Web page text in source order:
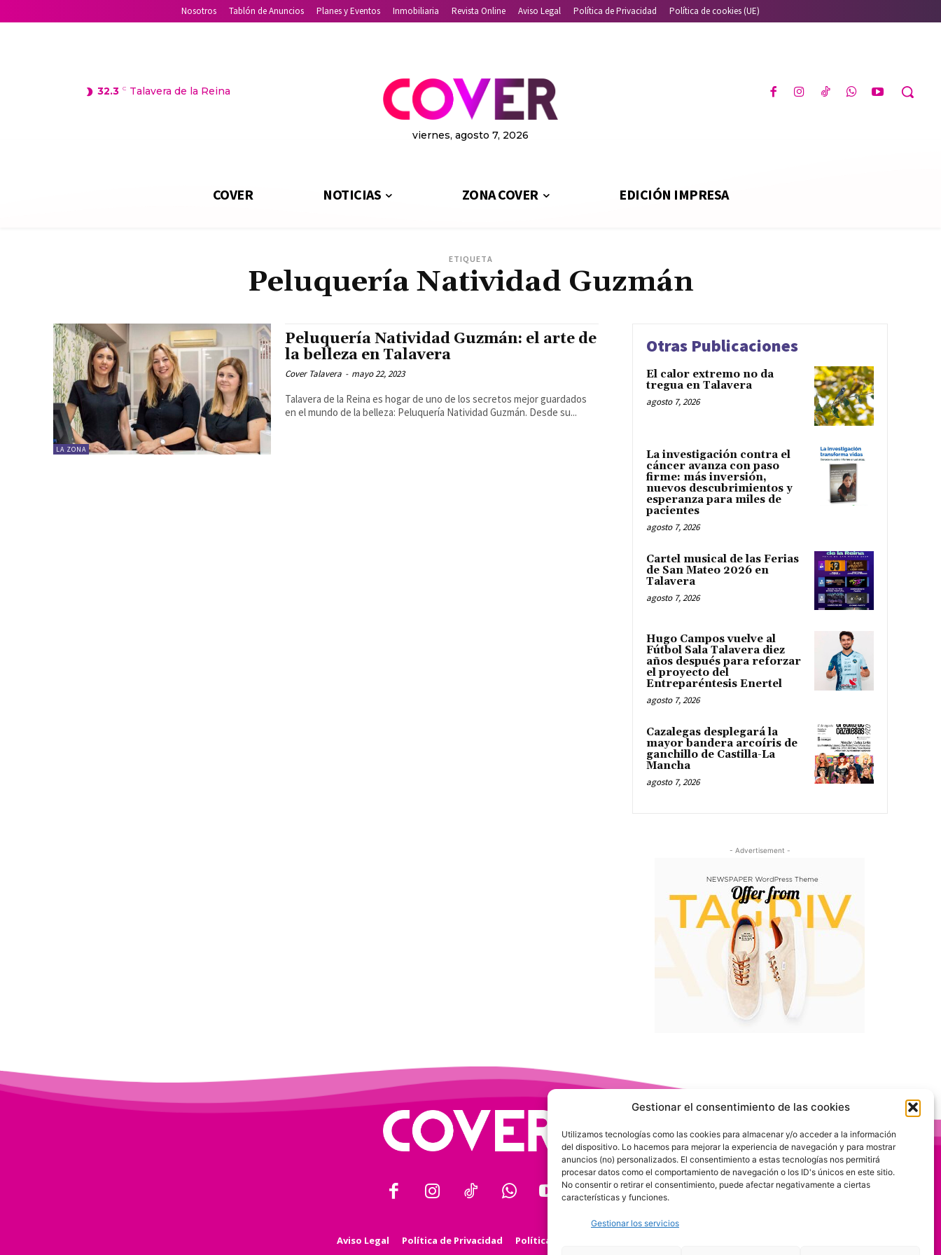
Gestionar el consentimiento de las cookies
Utilizamos tecnologías como las cookies para almacenar y/o acceder a la información
del dispositivo. Lo hacemos para mejorar la experiencia de navegación y para mostrar
anuncios (no) personalizados. El consentimiento a estas tecnologías nos permitirá
procesar datos como el comportamiento de navegación o los ID's únicos en este sitio.
No consentir o retirar el consentimiento, puede afectar negativamente a ciertas
características y funciones.
Gestionar los servicios
Nosotros Tablón de Anuncios Planes y Eventos Inmobiliaria Revista Online Aviso Legal Política de Privacidad Política de cookies (UE)
32.3 C Talavera de la Reina
viernes, agosto 7, 2026
COVER NOTICIAS ZONA COVER EDICIÓN IMPRESA
ETIQUETA
Peluquería Natividad Guzmán
LA ZONA
Peluquería Natividad Guzmán: el arte de
la belleza en Talavera
Cover Talavera - mayo 22, 2023
Talavera de la Reina es hogar de uno de los secretos mejor guardados
en el mundo de la belleza: Peluquería Natividad Guzmán. Desde su...
Otras Publicaciones
El calor extremo no da
tregua en Talavera
agosto 7, 2026
La investigación contra el
cáncer avanza con paso
firme: más inversión,
nuevos descubrimientos y
esperanza para miles de
pacientes
agosto 7, 2026
Cartel musical de las Ferias
de San Mateo 2026 en
Talavera
agosto 7, 2026
Hugo Campos vuelve al
Fútbol Sala Talavera diez
años después para reforzar
el proyecto del
Entreparéntesis Enertel
agosto 7, 2026
Cazalegas desplegará la
mayor bandera arcoíris de
ganchillo de Castilla-La
Mancha
agosto 7, 2026
- Advertisement -
Aviso Legal Política de Privacidad Política de Cookies